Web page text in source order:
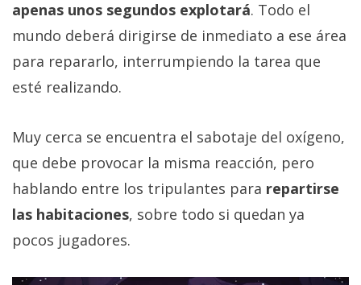
apenas unos segundos explotará. Todo el
mundo deberá dirigirse de inmediato a ese área
para repararlo, interrumpiendo la tarea que
esté realizando.
Muy cerca se encuentra el sabotaje del oxígeno,
que debe provocar la misma reacción, pero
hablando entre los tripulantes para repartirse
las habitaciones, sobre todo si quedan ya
pocos jugadores.